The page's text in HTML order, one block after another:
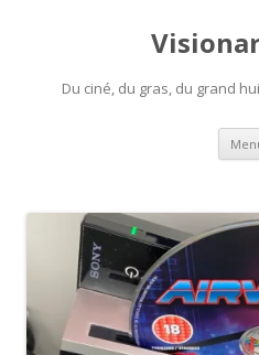
Du ciné, du gras, du grand